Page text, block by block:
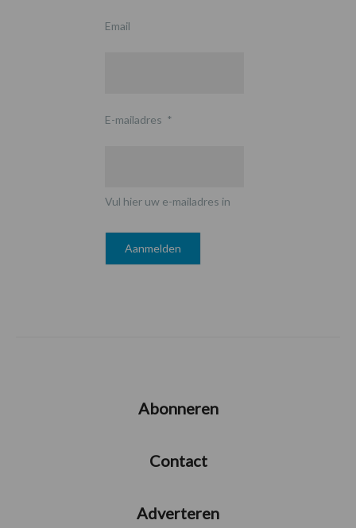
Email
E-mailadres *
Vul hier uw e-mailadres in
Abonneren
Contact
Adverteren